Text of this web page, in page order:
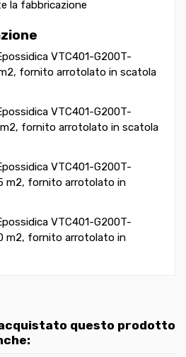
la fabbricazione
VTC401-G200T-
m2, fornito arrotolato in scatola
VTC401-G200T-
m2, fornito arrotolato in scatola
VTC401-G200T-
m2, fornito arrotolato in
VTC401-G200T-
m2, fornito arrotolato in
questo prodotto